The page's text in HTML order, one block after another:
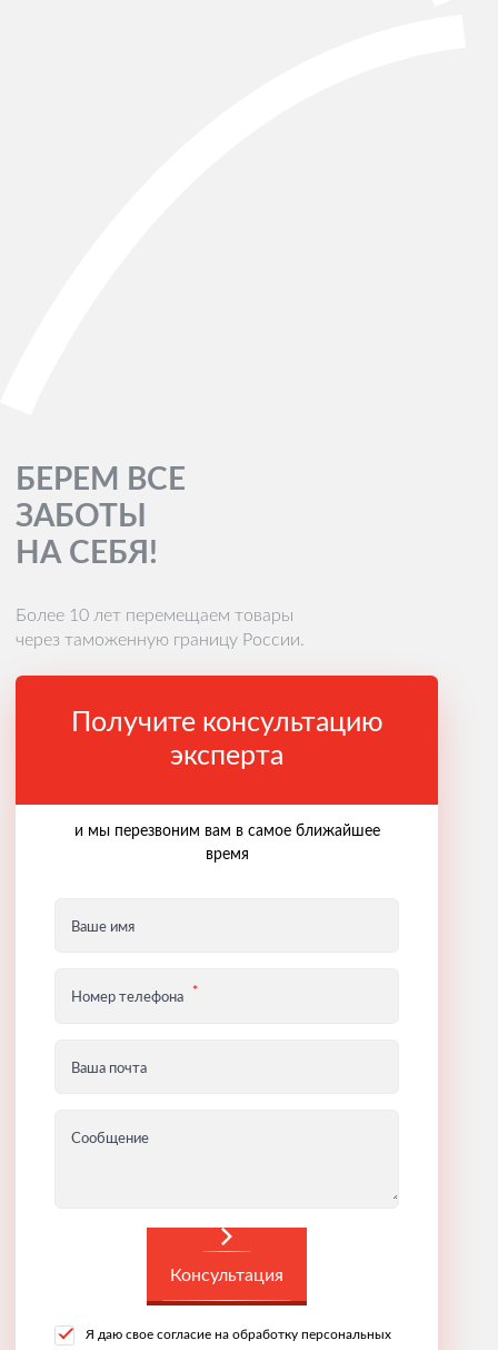
БЕРЕМ ВСЕ
ЗАБОТЫ
НА СЕБЯ!
Более 10 лет перемещаем товары
через таможенную границу России.
Получите консультацию
эксперта
и мы перезвоним вам в самое ближайшее
время
Ваше имя
Номер телефона
Ваша почта
Сообщение
Консультация
Я даю свое согласие на обработку персональных